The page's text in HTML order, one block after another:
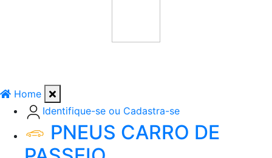
Home
Identifique-se ou Cadastra-se
PNEUS CARRO DE